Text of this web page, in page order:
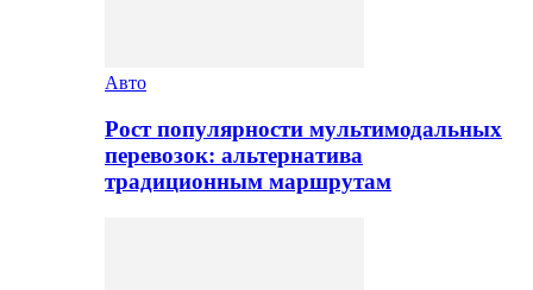
Авто
Рост популярности мультимодальных
перевозок: альтернатива
традиционным маршрутам